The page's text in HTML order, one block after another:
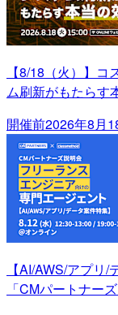
【8/18（火）】
ム刷新がもたらす
開催前2026年8月
【AI/AWS/アプリ
「CMパートナー